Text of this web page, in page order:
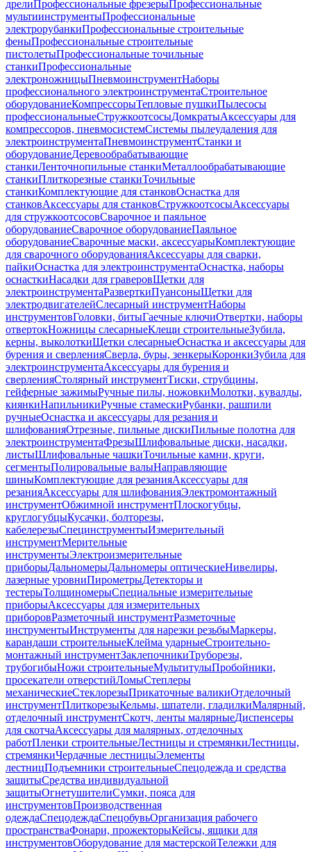
дрелиПрофессиональные фрезерыПрофессиональные
мультиинструментыПрофессиональные
электрорубанкиПрофессиональные строительные
феныПрофессиональные строительные
пистолетыПрофессиональные точильные
станкиПрофессиональные
электроножницыПневмоинструментНаборы
профессионального электроинструментаСтроительное
оборудованиеКомпрессорыТепловые пушкиПылесосы
профессиональныеСтружкоотсосыДомкратыАксессуары для
компрессоров, пневмосистемСистемы пылеудаления для
электроинструментаПневмоинструментСтанки и
оборудованиеДеревообрабатывающие
станкиЛенточнопильные станкиМеталлообрабатывающие
станкиПлиткорезные станкиТочильные
станкиКомплектующие для станковОснастка для
станковАксессуары для станковСтружкоотсосыАксессуары
для стружкоотсосовСварочное и паяльное
оборудованиеСварочное оборудованиеПаяльное
оборудованиеСварочные маски, аксессуарыКомплектующие
для сварочного оборудованияАксессуары для сварки,
пайкиОснастка для электроинструментаОснастка, наборы
оснасткиНасадки для граверовЩетки для
электроинструментаРазверткиПуансоныЩетки для
электродвигателейСлесарный инструментНаборы
инструментовГоловки, битыГаечные ключиОтвертки, наборы
отвертокНожницы слесарныеКлещи строительныеЗубила,
керны, выколоткиЩетки слесарныеОснастка и аксессуары для
бурения и сверленияСверла, буры, зенкерыКоронкиЗубила для
электроинструментаАксессуары для бурения и
сверленияСтолярный инструментТиски, струбцины,
гейферные зажимыРучные пилы, ножовкиМолотки, кувалды,
киянкиНапильникиРучные стамескиРубанки, рашпили
ручныеОснастка и аксессуары для резания и
шлифованияОтрезные, пильные дискиПильные полотна для
электроинструментаФрезыШлифовальные диски, насадки,
листыШлифовальные чашкиТочильные камни, круги,
сегментыПолировальные валыНаправляющие
шиныКомплектующие для резанияАксессуары для
резанияАксессуары для шлифованияЭлектромонтажный
инструментОбжимной инструментПлоскогубцы,
круглогубцыКусачки, болторезы,
кабелерезыСпецинструментыИзмерительный
инструментМерительные
инструментыЭлектроизмерительные
приборыДальномерыДальномеры оптическиеНивелиры,
лазерные уровниПирометрыДетекторы и
тестерыТолщиномерыСпециальные измерительные
приборыАксессуары для измерительных
приборовРазметочный инструментРазметочные
инструментыИнструменты для нарезки резьбыМаркеры,
карандаши строительныеКлейма ударныеСтроительно-
монтажный инструментЗаклепочникиТруборезы,
трубогибыНожи строительныеМультитулыПробойники,
просекатели отверстийЛомыСтеплеры
механическиеСтеклорезыПрикаточные валикиОтделочный
инструментПлиткорезыКельмы, шпатели, гладилкиМалярный,
отделочный инструментСкотч, ленты малярныеДиспенсеры
для скотчаАксессуары для малярных, отделочных
работПленки строительныеЛестницы и стремянкиЛестницы,
стремянкиЧердачные лестницыЭлементы
лестницПодъемники строительныеСпецодежда и средства
защитыСредства индивидуальной
защитыОгнетушителиСумки, пояса для
инструментовПроизводственная
одеждаСпецодеждаСпецобувьОрганизация рабочего
пространстваФонари, прожекторыКейсы, ящики для
инструментовОборудование для мастерскойТележки для